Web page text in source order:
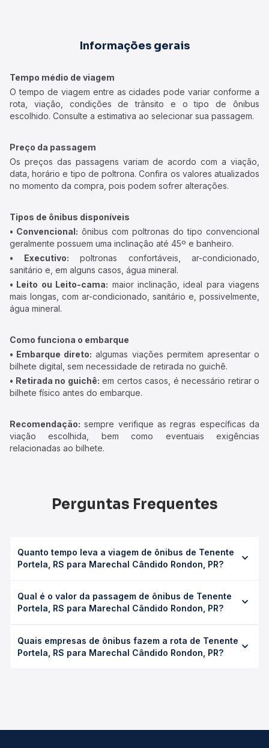
Informações gerais
Tempo médio de viagem
O tempo de viagem entre as cidades pode variar conforme a
rota, viação, condições de trânsito e o tipo de ônibus
escolhido. Consulte a estimativa ao selecionar sua passagem.
Preço da passagem
Os preços das passagens variam de acordo com a viação,
data, horário e tipo de poltrona. Confira os valores atualizados
no momento da compra, pois podem sofrer alterações.
Tipos de ônibus disponíveis
• Convencional: ônibus com poltronas do tipo convencional
geralmente possuem uma inclinação até 45º e banheiro.
• Executivo: poltronas confortáveis, ar-condicionado,
sanitário e, em alguns casos, água mineral.
• Leito ou Leito-cama: maior inclinação, ideal para viagens
mais longas, com ar-condicionado, sanitário e, possivelmente,
água mineral.
Como funciona o embarque
• Embarque direto: algumas viações permitem apresentar o
bilhete digital, sem necessidade de retirada no guichê.
• Retirada no guichê: em certos casos, é necessário retirar o
bilhete físico antes do embarque.
Recomendação: sempre verifique as regras específicas da
viação escolhida, bem como eventuais exigências
relacionadas ao bilhete.
Perguntas Frequentes
Quanto tempo leva a viagem de ônibus de Tenente
Portela, RS para Marechal Cândido Rondon, PR?
Cândido Rondon, PR leva em média 13h 21min, podendo
variar conforme a viação, o tipo de serviço (convencional,
duração exata de cada opção na data desejada.
Qual é o valor da passagem de ônibus de Tenente
Portela, RS para Marechal Cândido Rondon, PR?
para Marechal Cândido Rondon, PR custa em média R$
327,64 e varia conforme a data da viagem, a empresa, o
Quais empresas de ônibus fazem a rota de Tenente
Portela, RS para Marechal Cândido Rondon, PR?